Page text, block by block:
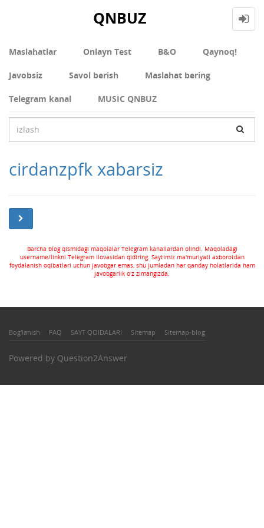
QNBUZ
Maslahatlar Onlayn Test В&О Qaynoq!
Javobsiz Savol berish Maslahat bering
Telegram kanal MUSIC QNBUZ
cirdanzpfk xabarsiz
Barcha blog qismidagi maqolalar Telegram kanallardan olindi. Maqoladagi
username/linkni Telegram ilovasidan qidiring. Saytimiz ma'muriyati axborotdan
foydalanish oqibatlari uchun javobgar emas, shu jumladan har qanday holatlarida ham
javobgarlik o'z zimangizda.
Bog'lanish FAQ SAYT QOIDALARI Sitemap Sitemap-blog
Powered by Question2Answer